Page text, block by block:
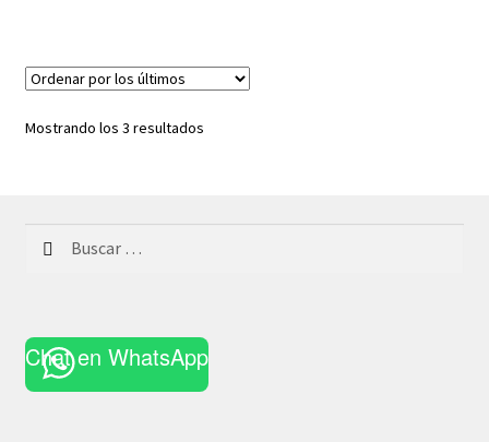
Mostrando los 3 resultadosOrdenado
Chat en WhatsApp